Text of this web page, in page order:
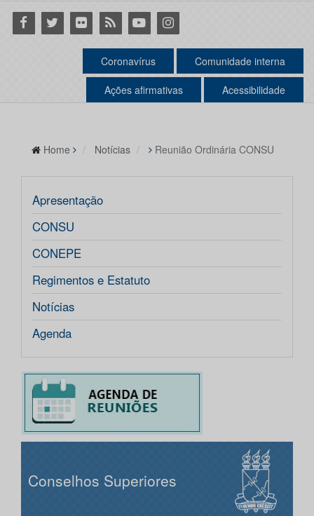
Facebook
Twitter Flickr RSS YoutubeInstagram
Coronavírus Comunidade interna
Ações afirmativas Acessibilidade
Home Notícias Reunião Ordinária CONSU
Apresentação
CONSU
CONEPE
Regimentos e Estatuto
Notícias
Agenda
Conselhos Superiores